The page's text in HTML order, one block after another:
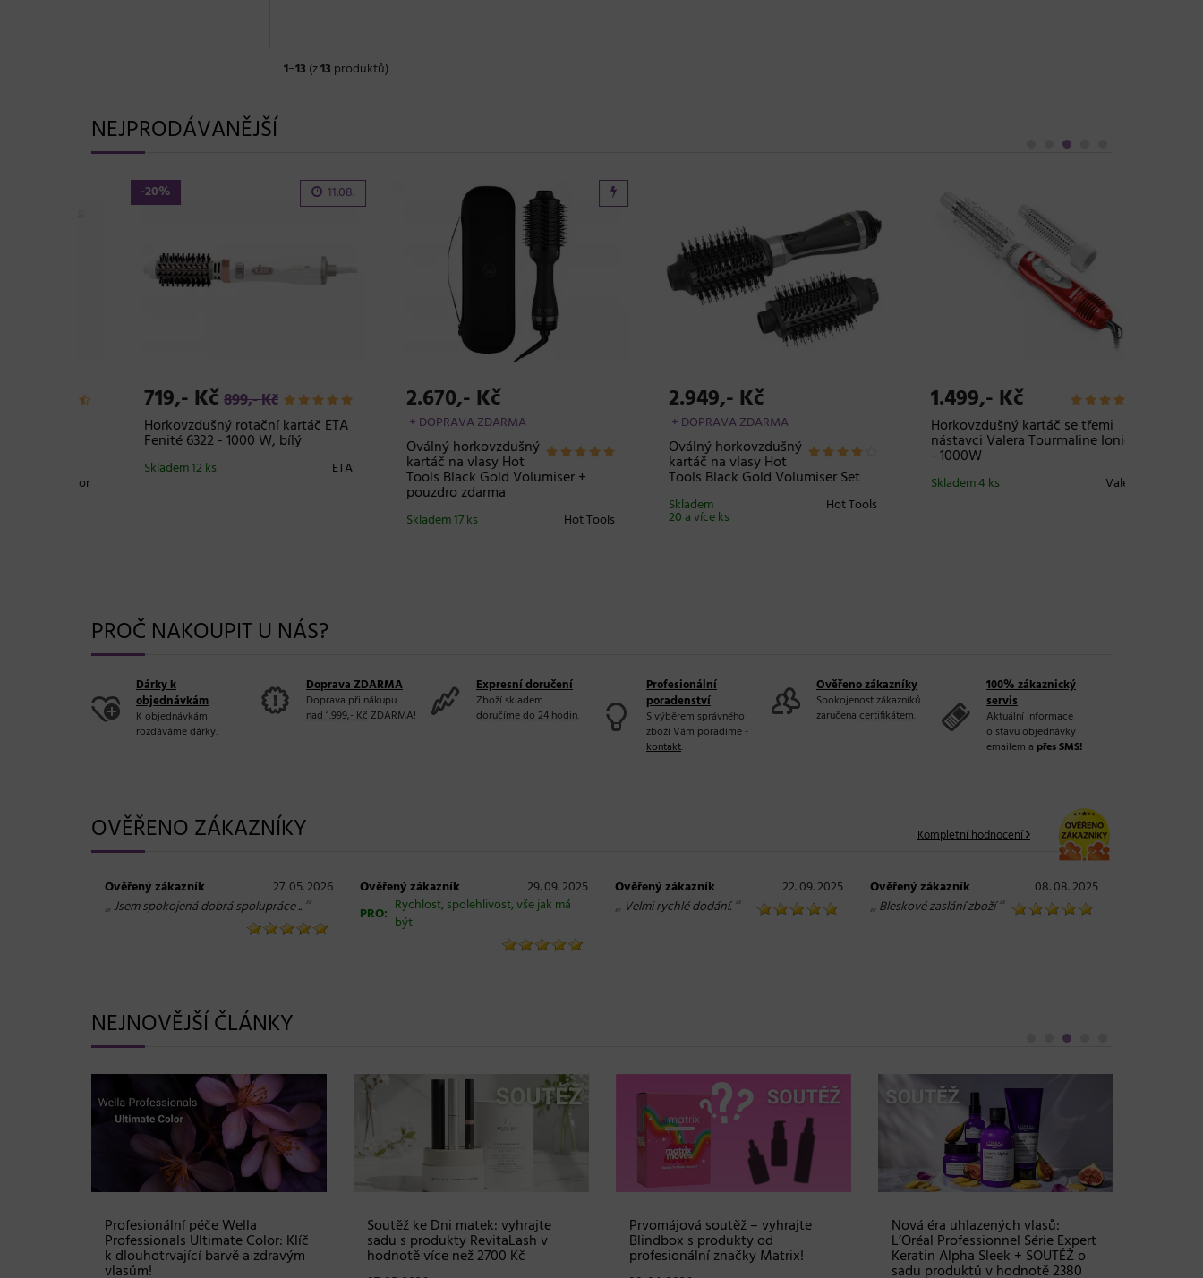
1−13 (z13 produktů)
NEJPRODÁVANĚJŠÍ
11.08.
719,- Kč899,- Kč
Horkovzdušný rotační kartáč ETA
Fenité 6322 - 1000 W, bílý
Skladem 12 ks
2.670,- Kč
+ DOPRAVA ZDARMA
Oválný horkovzdušný
kartáč na vlasy Hot
Tools Black Gold Volumiser +
pouzdro zdarma
Hot Tools
Skladem 17 ks
2.949,- Kč
+ DOPRAVA ZDARMA
Oválný horkovzdušný
kartáč na vlasy Hot
Tools Black Gold Volumiser Set
Hot Tools
Skladem
20 a více ks
1.499,- Kč
Horkovzdušný kartáč se třemi
nástavci Valera Tourmaline Ionic
- 1000W
Skladem 4 ks
PROČ NAKOUPIT U NÁS?
Dárky k
objednávkám
K objednávkám
rozdáváme dárky.
Doprava ZDARMA
Doprava při nákupu
nad 1.999,- KčZDARMA!
Expresní doručení
Zboží skladem
doručíme do 24 hodin.
Profesionální
poradenství
S výběrem správného
zboží Vám poradíme -
kontakt.
Ověřeno zákazníky
Spokojenost zákazníků
zaručena certifikátem.
100% zákaznický
servis
Aktuální informace
o stavu objednávky
emailem a přes SMS!
OVĚŘENO ZÁKAZNÍKY Kompletní hodnocení
Ověřený zákazník 27. 05. 2026
„ Jsem spokojená dobrá spolupráce .. “
Ověřený zákazník
29. 09. 2025
PRO: Rychlost, spolehlivost, vše jak má
být
Ověřený zákazník 22. 09. 2025
„ Velmi rychlé dodání.“
Ověřený zákazník 08. 08. 2025
„ Bleskové zaslání zboží“
NEJNOVĚJŠÍ ČLÁNKY
Profesionální péče Wella
Professionals Ultimate Color: Klíč
k dlouhotrvající barvě a zdravým
vlasům!
Soutěž ke Dni matek: vyhrajte
sadu s produkty RevitaLash v
hodnotě více než 2700 Kč
Prvomájová soutěž – vyhrajte
Blindbox s produkty od
profesionální značky Matrix!
Nová éra uhlazených vlasů:
L’Oréal Professionnel Série Expert
Keratin Alpha Sleek + SOUTĚŽ o
sadu produktů v hodnotě 2380